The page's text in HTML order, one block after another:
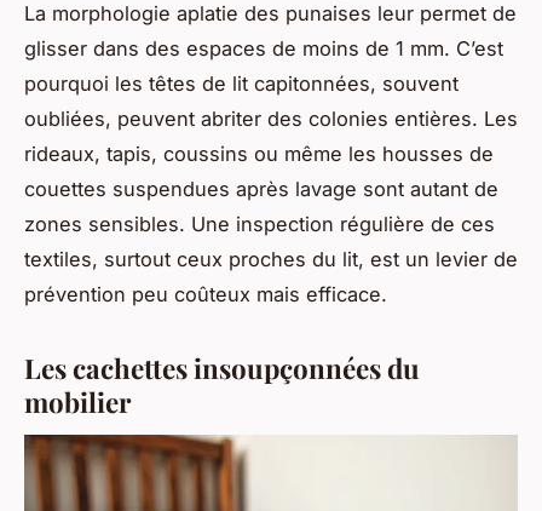
La morphologie aplatie des punaises leur permet de
glisser dans des espaces de moins de 1 mm. C’est
pourquoi les têtes de lit capitonnées, souvent
oubliées, peuvent abriter des colonies entières. Les
rideaux, tapis, coussins ou même les housses de
couettes suspendues après lavage sont autant de
zones sensibles. Une inspection régulière de ces
textiles, surtout ceux proches du lit, est un levier de
prévention peu coûteux mais efficace.
Les cachettes insoupçonnées du
mobilier